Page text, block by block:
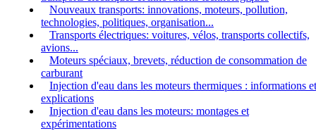
Nouveaux transports: innovations, moteurs, pollution,
technologies, politiques, organisation...
Transports électriques: voitures, vélos, transports collectifs,
avions...
Moteurs spéciaux, brevets, réduction de consommation de
carburant
Injection d'eau dans les moteurs thermiques : informations et
explications
Injection d'eau dans les moteurs: montages et
expérimentations